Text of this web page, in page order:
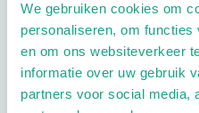
We gebruiken cookies om
personaliseren, om
en om ons websiteverkeer
informatie over uw gebruik
partners voor social media,
pedicure.